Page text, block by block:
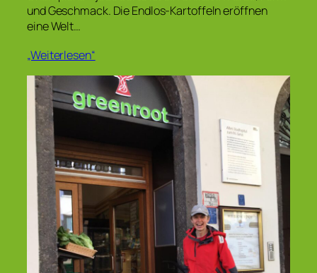
und Geschmack. Die Endlos-Kartoffeln eröffnen
eine Welt…
„Weiterlesen“